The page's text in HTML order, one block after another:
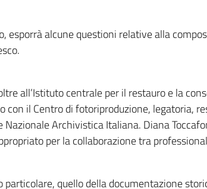
alcune questioni relative alla
all’Istituto centrale per il restauro e la
il Centro di fotoriproduzione, legatoria,
Archivistica Italiana. Diana
per la collaborazione tra
quello della documentazione